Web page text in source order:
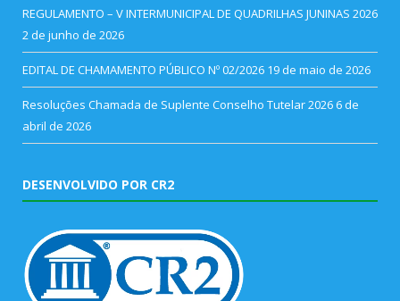
REGULAMENTO – V INTERMUNICIPAL DE QUADRILHAS JUNINAS 2026
2 de junho de 2026
EDITAL DE CHAMAMENTO PÚBLICO Nº 02/2026 19 de maio de 2026
Resoluções Chamada de Suplente Conselho Tutelar 2026 6 de
abril de 2026
DESENVOLVIDO POR CR2